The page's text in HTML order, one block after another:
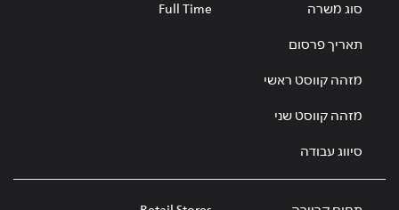
סוג משרה Full Time
תאריך פרסום
מזהה קווסט ראשי
מזהה קווסט שני
סיווג עבודה